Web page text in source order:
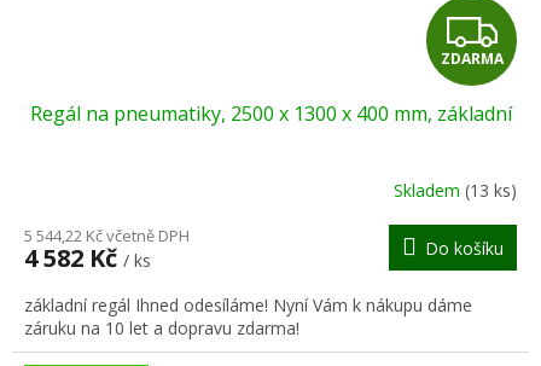
Z
D
A
R
M
A
ZDARMA
Regál na pneumatiky, 2500 x 1300 x 400 mm, základní
Skladem (13 ks)
5 544,22 Kč včetně DPH
4 582 Kč / ks
Do košíku
základní regál Ihned odesíláme! Nyní Vám k nákupu dáme
záruku na 10 let a dopravu zdarma!